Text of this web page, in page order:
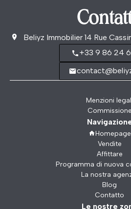
Beliyz Immobilier14 Rue
+33 9 86 24
Menzioni
Commissione
Homepage
Vendite
Affittare
Programma di nuova
La nostra
Blog
Contatto
Le nostre